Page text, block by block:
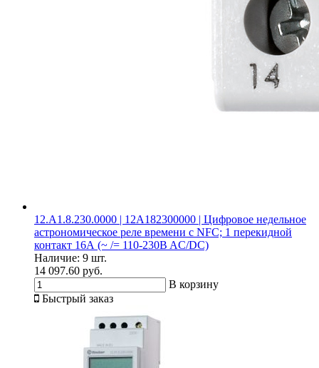
12.A1.8.230.0000 | 12A182300000 | Цифровое недельное
астрономическое реле времени c NFC; 1 перекидной
контакт 16А (~ /= 110-230B AC/DC)
Наличие: 9 шт.
14 097.60 руб.
В корзину
Быстрый заказ